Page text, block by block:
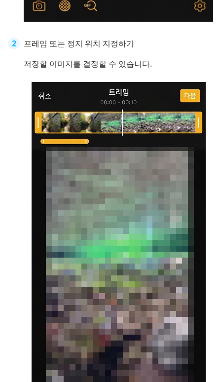
프레임 또는 정지 위치 지정하기
저장할 이미지를 결정할 수 있습니다.